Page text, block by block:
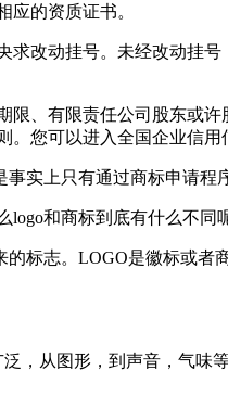
的资质证书。
改动挂号。未经改动挂
、有限责任公司股东或
您可以进入全国企业信用
实上只有通过商标申请程
logo和商标到底有什么不同
标志。LOGO是徽标或者
，从图形，到声音，气味